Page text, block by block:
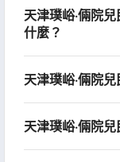
天津璞峪·倆院
什麼？
天津璞峪·倆院
天津璞峪·倆院